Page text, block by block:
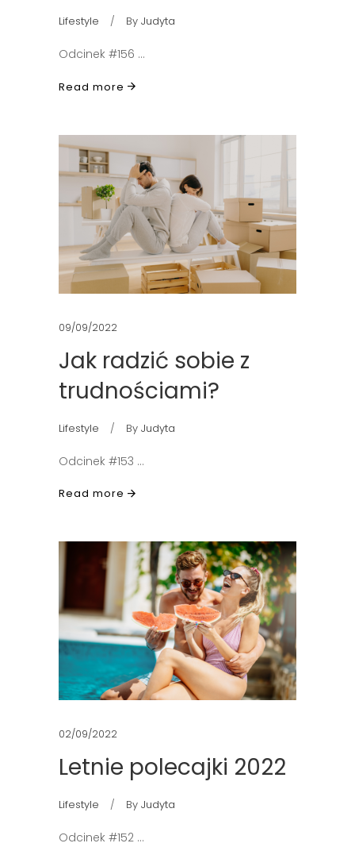
Lifestyle By Judyta
Odcinek #156
Read more
09/09/2022
Jak radzić sobie z
trudnościami?
Lifestyle By Judyta
Odcinek #153
Read more
02/09/2022
Letnie polecajki 2022
Lifestyle By Judyta
Odcinek #152